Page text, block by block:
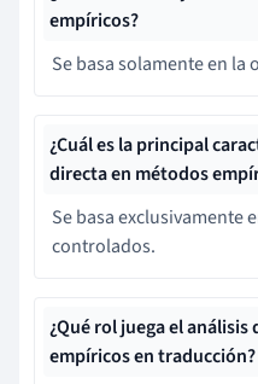
empíricos?
Se basa solamente en la
¿Cuál es la principal
directa en métodos
Se basa exclusivamente
controlados.
¿Qué rol juega el
empíricos en traducción?